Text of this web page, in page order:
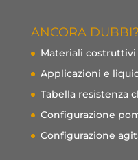
ANCORA DUBBI?
Materiali costruttivi
Applicazioni e
Tabella resistenza
Configurazione
Configurazione